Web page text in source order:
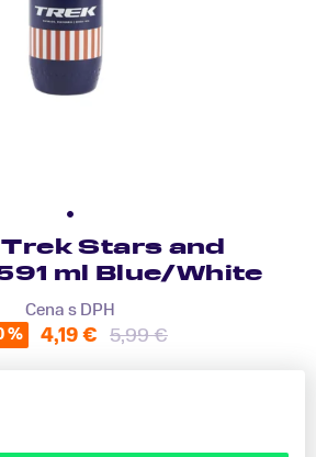
Stars and
ml Blue/White
Cena s DPH
% 4,19 € 5,99 €